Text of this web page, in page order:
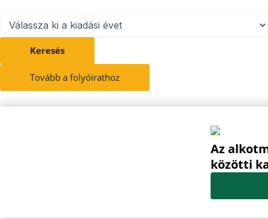
Keresés
Tovább a folyóirathoz
Az
közötti